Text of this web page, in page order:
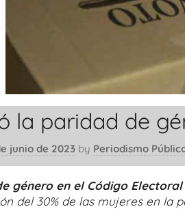
la paridad de
junio de 2023 by Periodismo
género en el Código Electoral
del 30% de las mujeres en la